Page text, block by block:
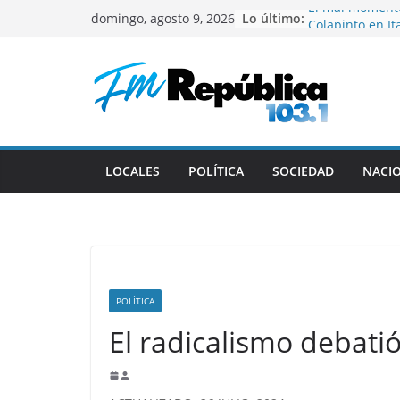
domingo, agosto 9, 2026 Lo último: El mal
Colapinto en
Milei vuelve al
Ecuador y
Comienza la
deportistas
LOCALES POLÍTICA SOCIEDAD
POLÍTICA
El radicalismo